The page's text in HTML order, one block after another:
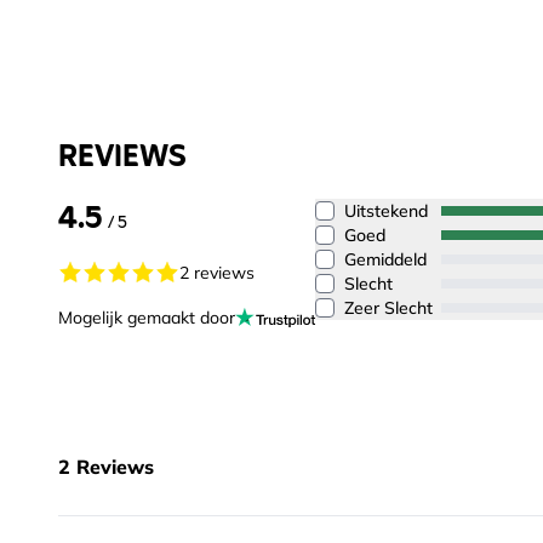
REVIEWS
4.5 / 5
2 reviews
Mogelijk gemaakt door
Uitstekend
Goed
Gemiddeld
Slecht
Zeer Slecht
2 Reviews